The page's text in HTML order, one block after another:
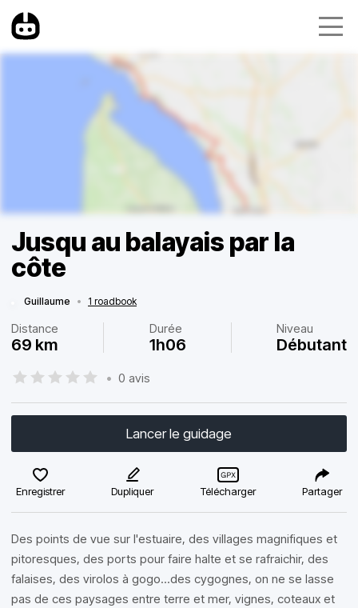
Jusqu au balayais par la
côte
Guillaume • 1 roadbook
Distance
69 km
Durée
1h06
Niveau
Débutant
• 0 avis
Lancer le guidage
Enregistrer Dupliquer Télécharger Partager
Des points de vue sur l'estuaire, des villages magnifiques et
pitoresques, des ports pour faire halte et se rafraichir, des
falaises, des virolos à gogo...des cygognes, on ne se lasse
pas de ces paysages entre terre et mer, vignes, coteaux et